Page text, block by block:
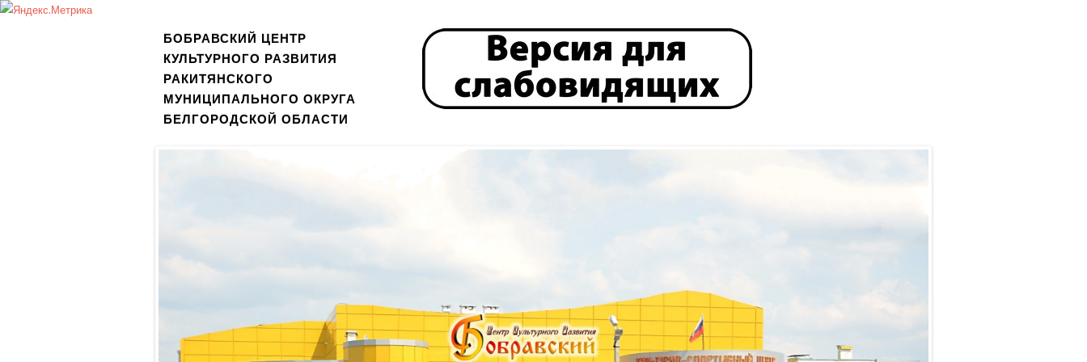
БОБРАВСКИЙ ЦЕНТР
КУЛЬТУРНОГО РАЗВИТИЯ
РАКИТЯНСКОГО
МУНИЦИПАЛЬНОГО ОКРУГА
БЕЛГОРОДСКОЙ ОБЛАСТИ